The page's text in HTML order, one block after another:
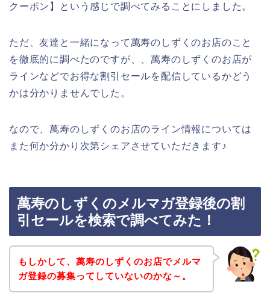
クーポン】という感じで調べてみることにしました。
ただ、友達と一緒になって萬寿のしずくのお店のこと
を徹底的に調べたのですが、、萬寿のしずくのお店が
ラインなどでお得な割引セールを配信しているかどう
かは分かりませんでした。
なので、萬寿のしずくのお店のライン情報については
また何か分かり次第シェアさせていただきます♪
萬寿のしずくのメルマガ登録後の割
引セールを検索で調べてみた！
もしかして、萬寿のしずくのお店でメルマ
ガ登録の募集ってしていないのかな～。